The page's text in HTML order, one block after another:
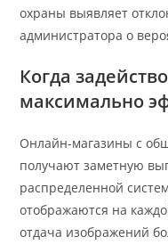
охраны выявляет
администратора о
Когда
максимально
Онлайн-магазины с
получают заметную
распределенной
отображаются на
отдача изображений